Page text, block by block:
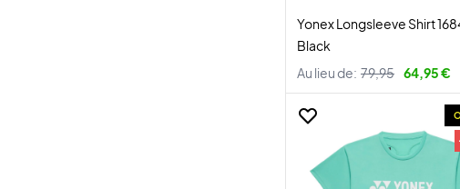
Yonex Longsleeve Shirt
Black
Au lieu de: 79,95 64,95 €